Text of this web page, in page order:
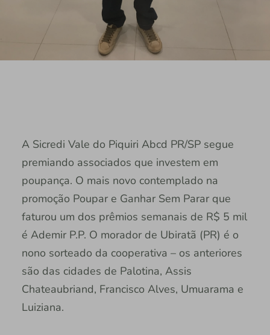
A Sicredi Vale do Piquiri Abcd PR/SP segue
premiando associados que investem em
poupança. O mais novo contemplado na
promoção Poupar e Ganhar Sem Parar que
faturou um dos prêmios semanais de R$ 5 mil
é Ademir P.P. O morador de Ubiratã (PR) é o
nono sorteado da cooperativa – os anteriores
são das cidades de Palotina, Assis
Chateaubriand, Francisco Alves, Umuarama e
Luiziana.